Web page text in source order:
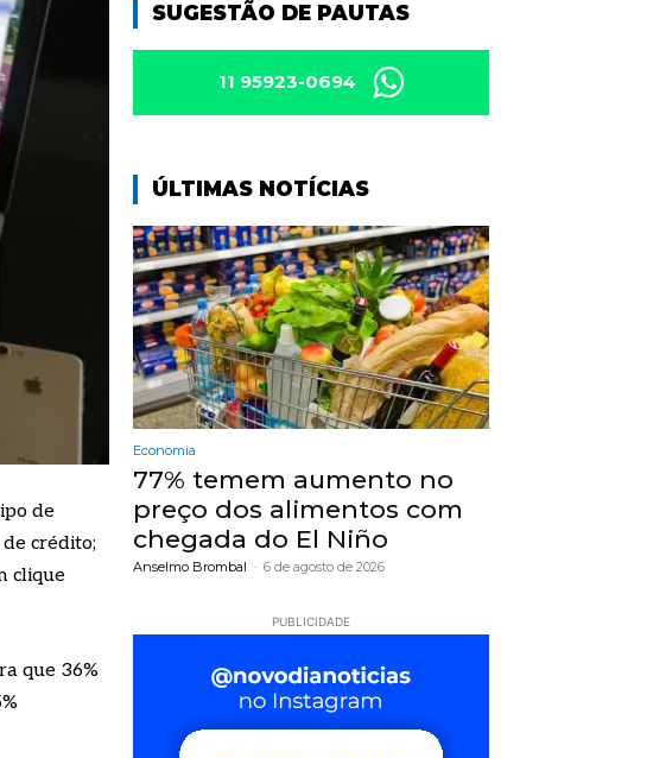
de
crédito;
clique
que 36%
SUGESTÃO DE PAUTAS
11 95923-0694
ÚLTIMAS NOTÍCIAS
Economia
77% temem aumento no
preço dos alimentos com
chegada do El Niño
Anselmo Brombal - 6 de agosto de 2026
PUBLICIDADE